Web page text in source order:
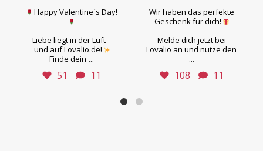
Happy Valentine`s Day!
Liebe liegt in der Luft –
und auf Lovalio.de!
Finde dein ...
51 11
Wir haben das perfekte
Geschenk für dich!
Melde dich jetzt bei
Lovalio an und nutze den
...
108 11